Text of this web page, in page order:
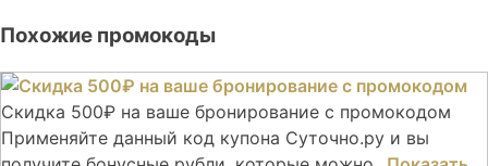
Похожие промокоды
Скидка 500₽ на ваше бронирование с промокодом
Применяйте данный код купона Суточно.ру и вы